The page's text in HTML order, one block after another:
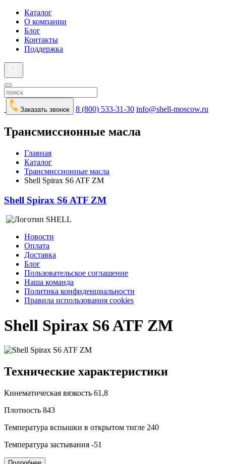
Каталог
О компании
Блог
Контакты
Поддержка
Заказать звонок 8 (800) 533-31-30 info@shell-moscow.ru
Трансмиссионные масла
Главная
Каталог
Трансмиссионные масла
Shell Spirax S6 ATF ZM
Shell Spirax S6 ATF ZM
Новости
Оплата
Доставка
Блог
Пользовательское соглашение
Наша команда
Политика конфиденциальности
Правила использования cookies
Shell Spirax S6 ATF ZM
Технические характеристики
Кинематическая вязкость 61,8
Плотность 843
Температура вспышки в открытом тигле 240
Температура застывания -51